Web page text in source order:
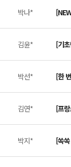
박나*
김윤* [기
박선* [한
김연* [프
박지* [쏙